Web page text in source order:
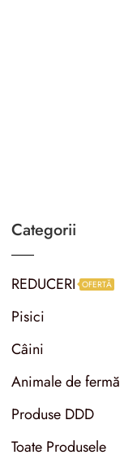
Categorii
REDUCERI OFERTĂ
Pisici
Câini
Animale de fermă
Produse DDD
Toate Produsele